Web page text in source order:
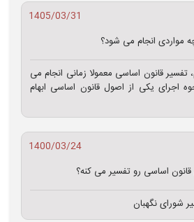
1405/03/31
مواردی انجام می شود؟
تفسیر قانون اساسی معمولا زمانی انجام می
اجرای یکی از اصول قانون اساسی ابهام
1400/03/24
اساسی رو تفسیر می کنه؟
شورای نگهبان